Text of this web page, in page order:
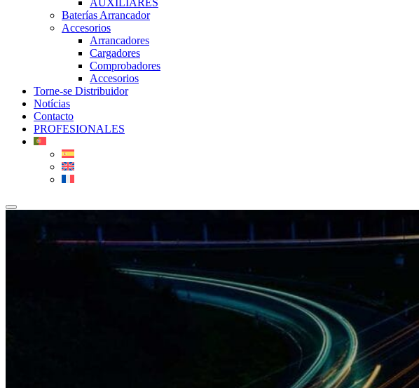
AUXILIARES
Baterías Arrancador
Accesorios
Arrancadores
Cargadores
Comprobadores
Accesorios
Torne-se Distribuidor
Notícias
Contacto
PROFESIONALES